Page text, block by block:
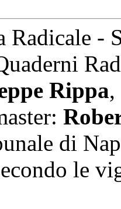
Radicale -
Rippa,
di
le